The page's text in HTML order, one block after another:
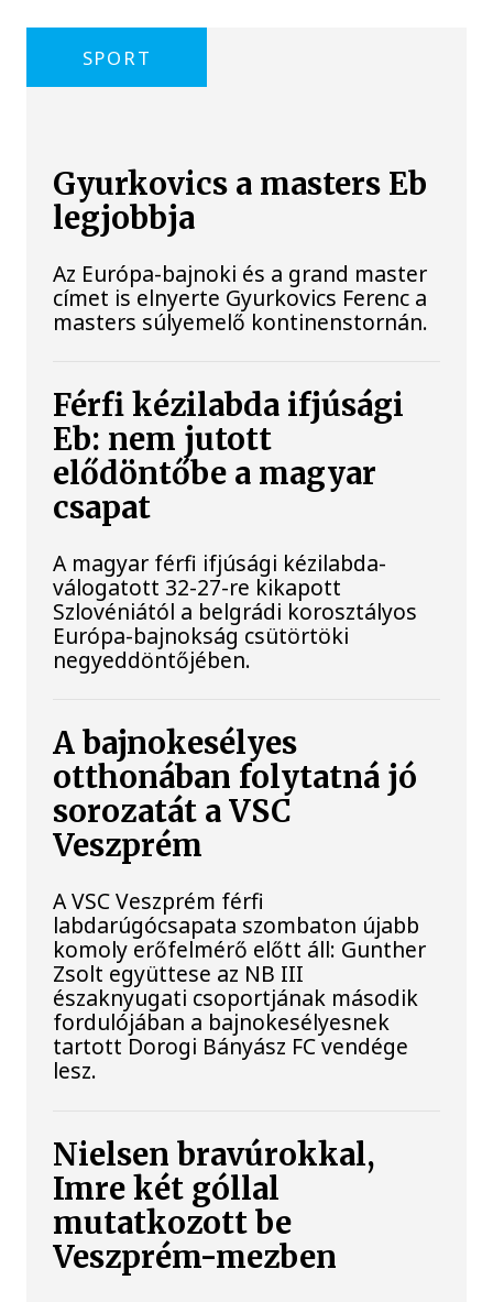
SPORT
Gyurkovics a masters Eb
legjobbja
Az Európa-bajnoki és a grand master
címet is elnyerte Gyurkovics Ferenc a
masters súlyemelő kontinenstornán.
Férfi kézilabda ifjúsági
Eb: nem jutott
elődöntőbe a magyar
csapat
A magyar férfi ifjúsági kézilabda-
válogatott 32-27-re kikapott
Szlovéniától a belgrádi korosztályos
Európa-bajnokság csütörtöki
negyeddöntőjében.
A bajnokesélyes
otthonában folytatná jó
sorozatát a VSC
Veszprém
A VSC Veszprém férfi
labdarúgócsapata szombaton újabb
komoly erőfelmérő előtt áll: Gunther
Zsolt együttese az NB III
északnyugati csoportjának második
fordulójában a bajnokesélyesnek
tartott Dorogi Bányász FC vendége
lesz.
Nielsen bravúrokkal,
Imre két góllal
mutatkozott be
Veszprém-mezben